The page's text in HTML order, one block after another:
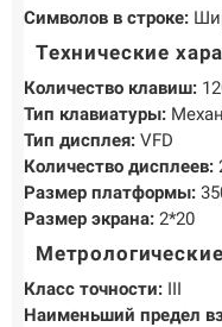
Символов в строке:
Технические
Количество клавиш:
Тип клавиатуры:
Тип дисплея: VFD
Количество дисплеев:
Размер платформы:
Размер экрана: 2*20
Класс точности: III
Наименьший предел